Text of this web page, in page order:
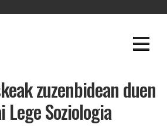
zuzenbidean duen
Soziologia